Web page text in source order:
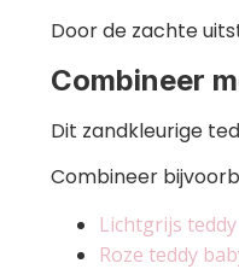
Door de zachte
Combineer
Dit zandkleurige
Combineer
Lichtgrijs
Roze teddy